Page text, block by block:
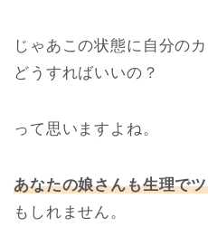
じゃあこの状態に自分の
どうすればいいの？
って思いますよね。
あなたの娘さんも生理で
もしれません。